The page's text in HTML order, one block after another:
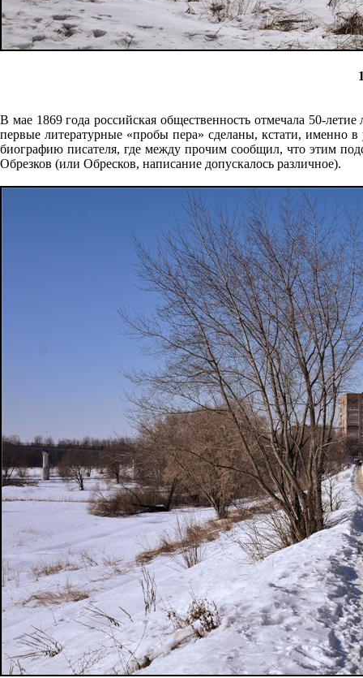
В мае 1869 года российская общественность отмечала 50-
первые литературные «пробы пера» сделаны, кстати, именно
биографию писателя, где между прочим сообщил, что этим
Обрезков (или Обресков, написание допускалось различное).